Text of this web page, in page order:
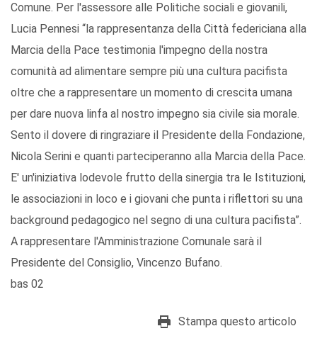
Comune. Per l'assessore alle Politiche sociali e giovanili,
Lucia Pennesi “la rappresentanza della Città federiciana alla
Marcia della Pace testimonia l'impegno della nostra
comunità ad alimentare sempre più una cultura pacifista
oltre che a rappresentare un momento di crescita umana
per dare nuova linfa al nostro impegno sia civile sia morale.
Sento il dovere di ringraziare il Presidente della Fondazione,
Nicola Serini e quanti parteciperanno alla Marcia della Pace.
E' un'iniziativa lodevole frutto della sinergia tra le Istituzioni,
le associazioni in loco e i giovani che punta i riflettori su una
background pedagogico nel segno di una cultura pacifista”.
A rappresentare l'Amministrazione Comunale sarà il
Presidente del Consiglio, Vincenzo Bufano.
bas 02
Stampa questo articolo